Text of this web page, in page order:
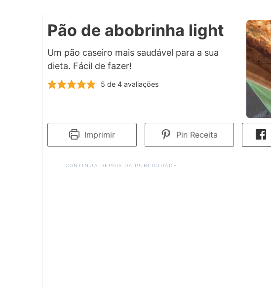
Pão de abobrinha light
Um pão caseiro mais saudável para a sua
dieta. Fácil de fazer!
5 de4 avaliações
Imprimir Pin Receita
CONTINUA DEPOIS DA PUBLICIDADE